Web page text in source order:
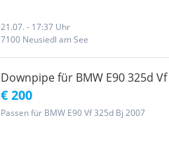
21.07. - 17:37 Uhr
7100 Neusiedl am See
Downpipe für BMW E90 325d Vf
€ 200
Passen für BMW E90 Vf 325d Bj 2007